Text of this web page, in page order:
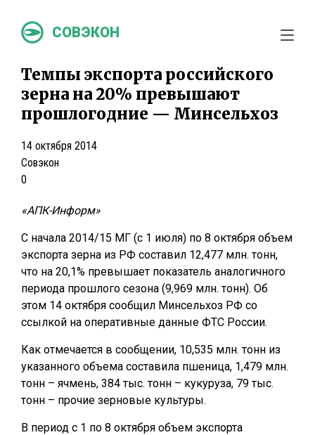
СОВЭКОН
Темпы экспорта российского
зерна на 20% превышают
прошлогодние — Минсельхоз
14 октября 2014
Совэкон
0
«АПК-Информ»
С начала 2014/15 МГ (с 1 июля) по 8 октября объем
экспорта зерна из РФ составил 12,477 млн. тонн,
что на 20,1% превышает показатель аналогичного
периода прошлого сезона (9,969 млн. тонн). Об
этом 14 октября сообщил Минсельхоз РФ со
ссылкой на оперативные данные ФТС России.
Как отмечается в сообщении, 10,535 млн. тонн из
указанного объема составила пшеница, 1,479 млн.
тонн – ячмень, 384 тыс. тонн – кукуруза, 79 тыс.
тонн – прочие зерновые культуры.
В период с 1 по 8 октября объем экспорта